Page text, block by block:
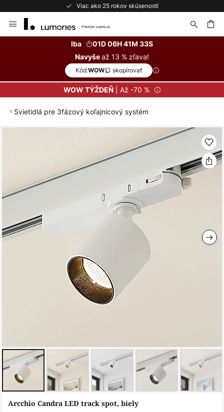
Viac ako 25 rokov skúseností
to
Iba
01D 06H 41M 33S
Navyšeaž 13 % zľava!
Kód:WOW skopírovať
WOW TÝŽDEŇ| Až -70 %
Svietidlá pre 3fázový koľajnicový systém
obrázkov
Preskočiť
Arcchio Candra LED track spot, biely